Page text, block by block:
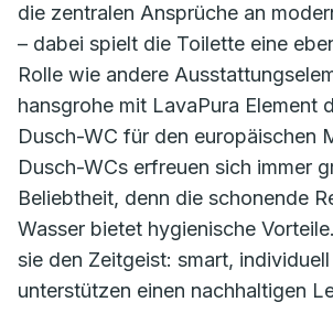
die zentralen Ansprüche an
– dabei spielt die Toilette eine
Rolle wie andere
hansgrohe mit LavaPura Element
Dusch-WC für den europäischen
Dusch-WCs erfreuen sich immer
Beliebtheit, denn die schonende
Wasser bietet hygienische
sie den Zeitgeist: smart,
unterstützen einen nachhaltigen